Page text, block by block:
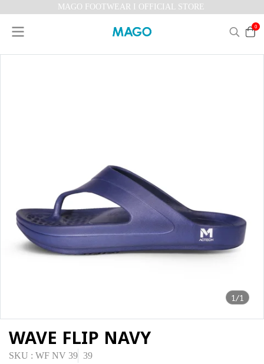
MAGO FOOTWEAR I OFFICIAL STORE
0
1/1
WAVE FLIP NAVY
SKU : WF NV 39 39